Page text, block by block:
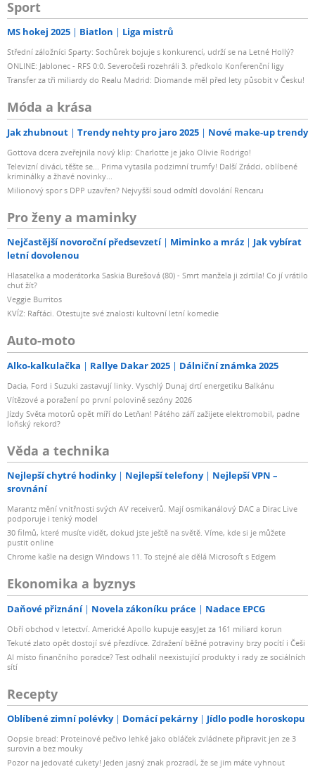
Sport
MS hokej 2025 Biatlon Liga mistrů
Střední záložníci Sparty: Sochůrek bojuje s konkurencí, udrží se na Letné Hollý?
ONLINE: Jablonec - RFS 0:0. Severočeši rozehráli 3. předkolo Konferenční ligy
Transfer za tři miliardy do Realu Madrid: Diomande měl před lety působit v Česku!
Móda a krása
Jak zhubnout Trendy nehty pro jaro 2025 Nové make-up trendy
Gottova dcera zveřejnila nový klip: Charlotte je jako Olivie Rodrigo!
Televizní diváci, těšte se... Prima vytasila podzimní trumfy! Další Zrádci, oblíbené
kriminálky a žhavé novinky...
Milionový spor s DPP uzavřen? Nejvyšší soud odmítl dovolání Rencaru
Pro ženy a maminky
Nejčastější novoroční předsevzetí Miminko a mráz
Jak vybírat
letní dovolenou
Hlasatelka a moderátorka Saskia Burešová (80) - Smrt manžela ji zdrtila! Co jí vrátilo
chuť žít?
Veggie Burritos
KVÍZ: Rafťáci. Otestujte své znalosti kultovní letní komedie
Auto-moto
Alko-kalkulačka Rallye Dakar 2025 Dálniční známka 2025
Dacia, Ford i Suzuki zastavují linky. Vyschlý Dunaj drtí energetiku Balkánu
Vítězové a poražení po první polovině sezóny 2026
Jízdy Světa motorů opět míří do Letňan! Pátého září zažijete elektromobil, padne
loňský rekord?
Věda a technika
Nejlepší chytré hodinky Nejlepší telefony
Nejlepší VPN –
srovnání
Marantz mění vnitřnosti svých AV receiverů. Mají osmikanálový DAC a Dirac Live
podporuje i tenký model
30 filmů, které musíte vidět, dokud jste ještě na světě. Víme, kde si je můžete
pustit online
Chrome kašle na design Windows 11. To stejné ale dělá Microsoft s Edgem
Ekonomika a byznys
Daňové přiznání Novela zákoníku práce Nadace EPCG
Obří obchod v letectví. Americké Apollo kupuje easyJet za 161 miliard korun
Tekuté zlato opět dostojí své přezdívce. Zdražení běžné potraviny brzy pocítí i Češi
AI místo finančního poradce? Test odhalil neexistující produkty i rady ze sociálních
sítí
Recepty
Oblíbené zimní polévky Domácí pekárny Jídlo podle horoskopu
Oopsie bread: Proteinové pečivo lehké jako obláček zvládnete připravit jen ze 3
surovin a bez mouky
Pozor na jedovaté cukety! Jeden jasný znak prozradí, že se jim máte vyhnout